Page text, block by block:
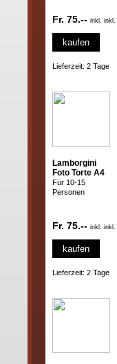
Fr. 75.-- inkl. inkl.
kaufen
Lieferzeit: 2 Tage
Lamborgini
Foto Torte A4
Für 10-15
Personen
Fr. 75.-- inkl. inkl.
kaufen
Lieferzeit: 2 Tage